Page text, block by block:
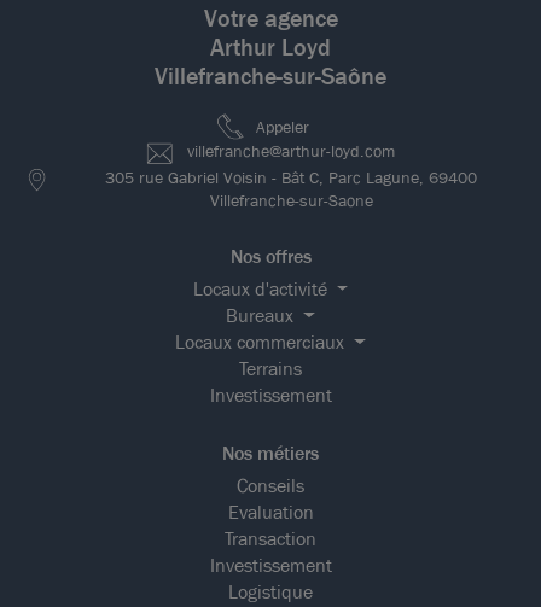
Votre agence
Arthur Loyd
Villefranche-sur-Saône
Appeler
villefranche@arthur-loyd.com
305 rue Gabriel Voisin - Bât C, Parc Lagune, 69400
Villefranche-sur-Saone
Nos offres
Locaux d'activité
Bureaux
Locaux commerciaux
Terrains
Investissement
Nos métiers
Conseils
Evaluation
Transaction
Investissement
Logistique